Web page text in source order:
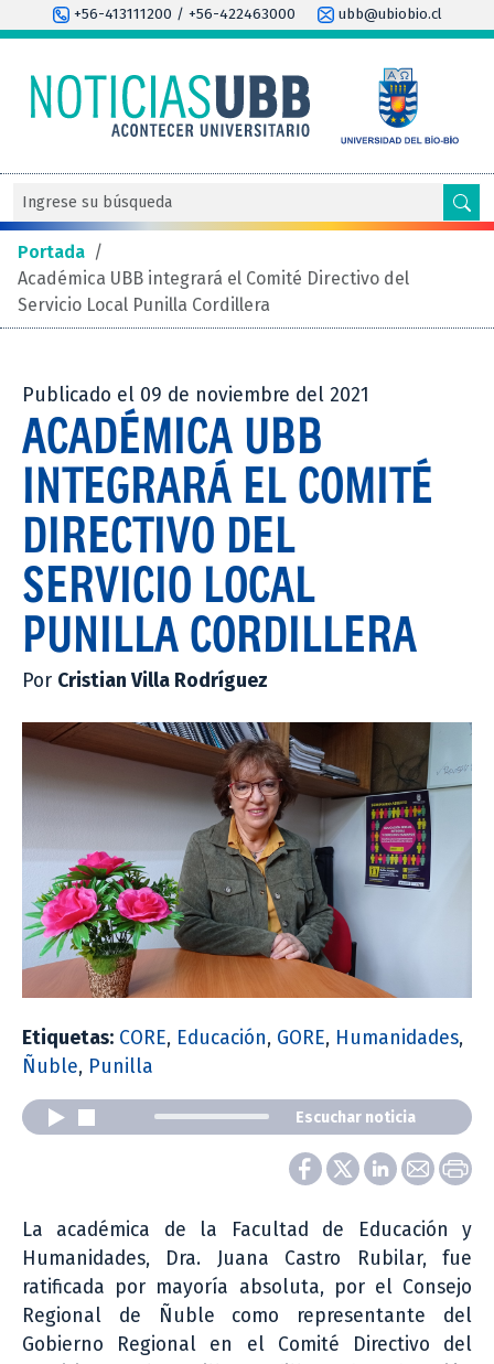
+56-413111200 / +56-422463000 ubb@ubiobio.cl
Portada /
Académica UBB integrará el Comité Directivo del
Servicio Local Punilla Cordillera
Publicado el 09 de noviembre del 2021
ACADÉMICA UBB
INTEGRARÁ EL COMITÉ
DIRECTIVO DEL
SERVICIO LOCAL
PUNILLA CORDILLERA
Por Cristian Villa Rodríguez
Etiquetas: CORE, Educación, GORE, Humanidades,
Ñuble, Punilla
Escuchar noticia
La académica de la Facultad de Educación y
Humanidades, Dra. Juana Castro Rubilar, fue
ratificada por mayoría absoluta, por el Consejo
Regional de Ñuble como representante del
Gobierno Regional en el Comité Directivo del